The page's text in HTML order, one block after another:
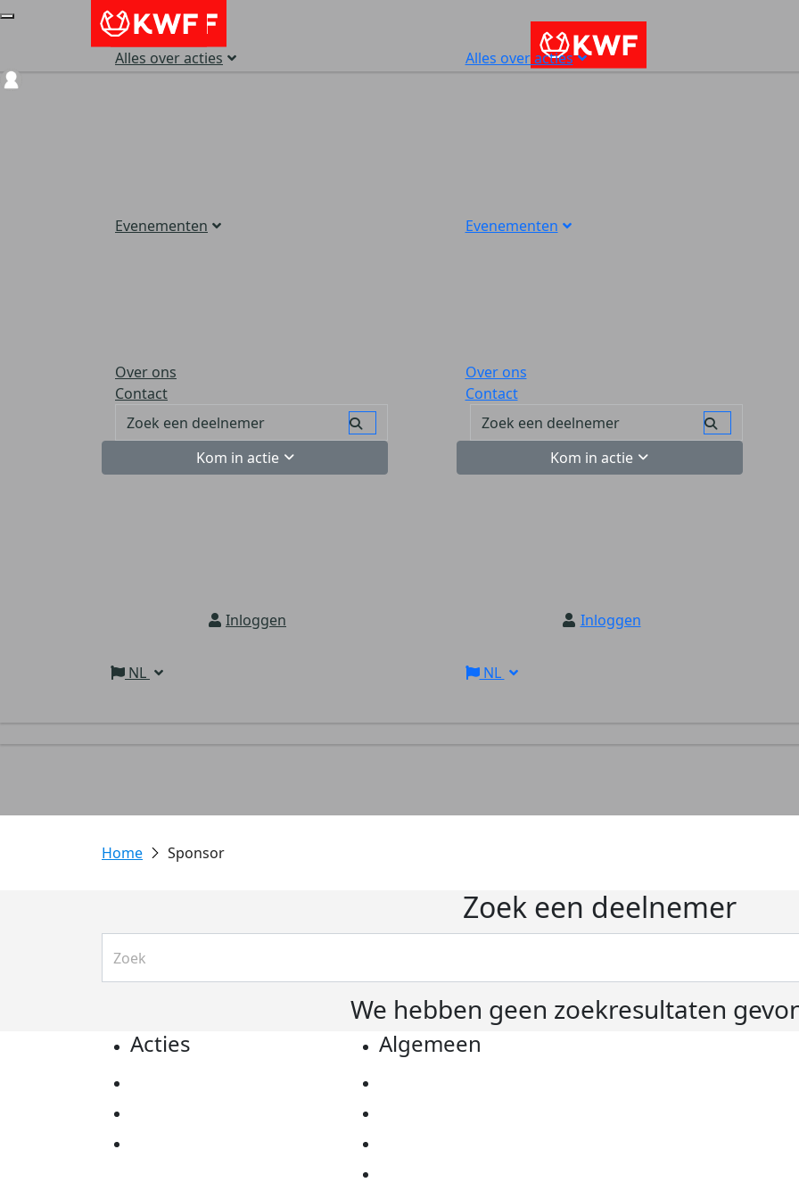
Alles over acties
Evenementen
Over ons
Contact
Kom in actie
Inloggen
NL
Alles over acties
Evenementen
Over ons
Contact
Kom in actie
Inloggen
NL
Sponsor
Zoek een deelnemer
We hebben geen zoekresultaten
Acties Algemeen